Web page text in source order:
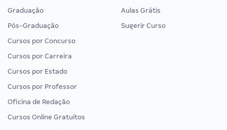
Graduação
Pós-Graduação
Cursos por Concurso
Cursos por Carreira
Cursos por Estado
Cursos por Professor
Oficina de Redação
Cursos Online Gratuitos
Aulas Grátis
Sugerir Curso